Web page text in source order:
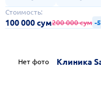
Стоимость:
100 000 сум200 000 сум -
Нет фото Клиника